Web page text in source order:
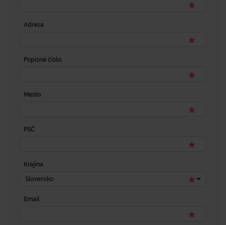
Adresa
Popisné číslo
Mesto
PSČ
Krajina
Slovensko
Email